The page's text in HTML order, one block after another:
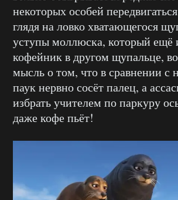
некоторых особей
глядя на ловко хватающегося
уступы моллюска, который ещё
кофейник в другом щупальце,
мысль о том, что в сравнении с
паук нервно сосёт палец, а
избрать учителем по паркуру
даже кофе пьёт!